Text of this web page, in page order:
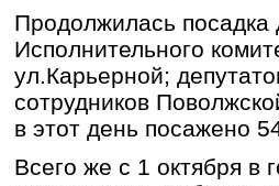
Продолжилась посадка
Исполнительного
ул.Карьерной;
сотрудников
в этот день посажено
Всего же с 1 октября в